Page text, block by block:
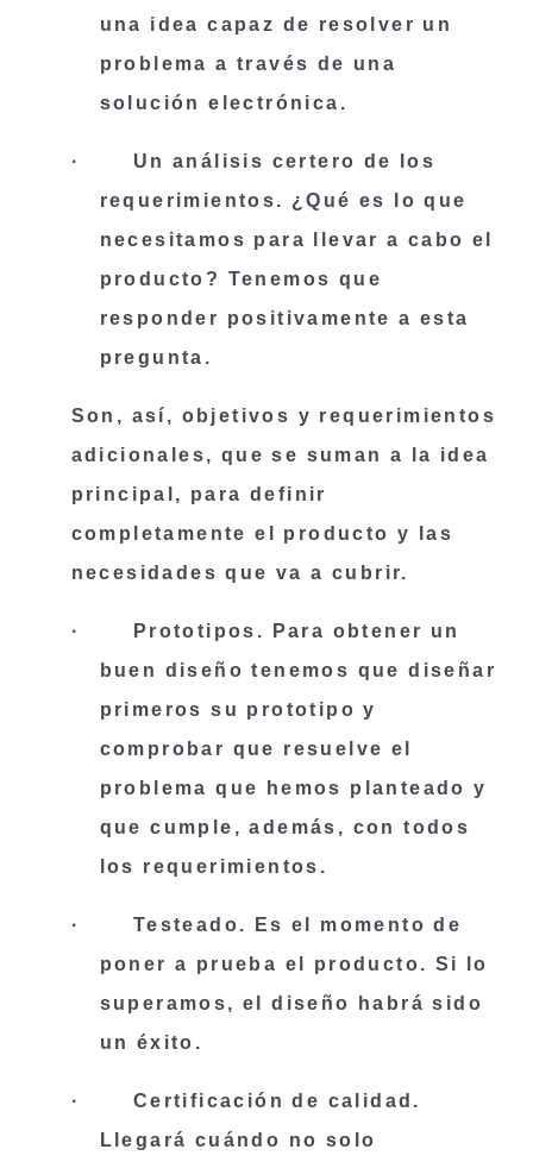
una idea capaz de resolver un
problema a través de una
solución electrónica.
·
Un análisis certero de los
requerimientos. ¿Qué es lo que
necesitamos para llevar a cabo el
producto? Tenemos que
responder positivamente a esta
pregunta.
Son, así, objetivos y requerimientos
adicionales, que se suman a la idea
principal, para definir
completamente el producto y las
necesidades que va a cubrir.
· Prototipos . Para obtener un
buen diseño tenemos que diseñar
primeros su prototipo y
comprobar que resuelve el
problema que hemos planteado y
que cumple, además, con todos
los requerimientos.
· Testeado. Es el momento de
poner a prueba el producto. Si lo
superamos, el diseño habrá sido
un éxito.
· Certificación de calidad .
Llegará cuándo no solo